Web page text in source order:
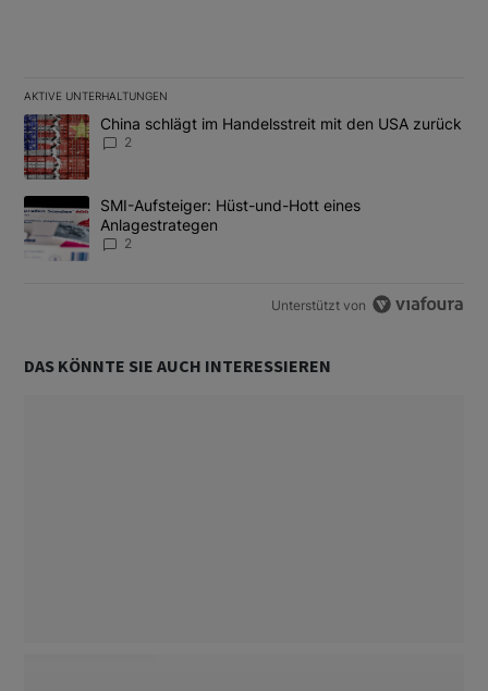
AKTIVE UNTERHALTUNGEN
Das Folgende ist eine Liste der am meisten kommentierten
Ein Trendartikel mit dem Titel "China schlägt im Handelsstreit
China schlägt im Handelsstreit mit den USA zurück
2
Ein Trendartikel mit dem Titel "SMI-Aufsteiger: Hüst-und-Hott
SMI-Aufsteiger: Hüst-und-Hott eines
Anlagestrategen
2
Unterstützt von
DAS KÖNNTE SIE AUCH INTERESSIEREN